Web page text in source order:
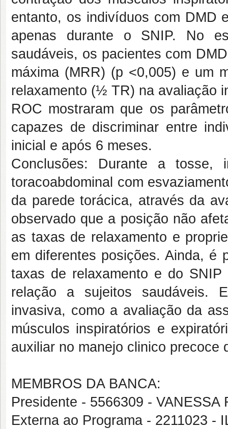
entanto, os indivíduos com DMD
apenas durante o SNIP. No
saudáveis, os pacientes com
máxima (MRR) (p <0,005) e um
relaxamento (½ TR) na avaliação
ROC mostraram que os
capazes de discriminar entre
inicial e após 6 meses.
Conclusões: Durante a tosse,
toracoabdominal com
da parede torácica, através da
observado que a posição não
as taxas de relaxamento e
em diferentes posições. Ainda, é
taxas de relaxamento e do
relação a sujeitos saudáveis.
invasiva, como a avaliação da
músculos inspiratórios e
auxiliar no manejo clinico precoce
MEMBROS DA BANCA:
Presidente - 5566309 -
Externa ao Programa - 2211023 -